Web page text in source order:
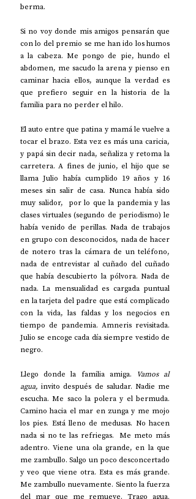
berma.
Si no voy donde mis amigos pensarán que
con lo del premio se me han ido los humos
a la cabeza. Me pongo de pie, hundo el
abdomen, me sacudo la arena y pienso en
caminar hacia ellos, aunque la verdad es
que prefiero seguir en la historia de la
familia para no perder el hilo.
El auto entre que patina y mamá le vuelve a
tocar el brazo. Esta vez es más una caricia,
y papá sin decir nada, señaliza y retoma la
carretera. A fines de junio, el hijo que se
llama Julio había cumplido 19 años y 16
meses sin salir de casa. Nunca había sido
muy salidor,  por lo que la pandemia y las
clases virtuales (segundo de periodismo) le
había venido de perillas. Nada de trabajos
en grupo con desconocidos, nada de hacer
de notero tras la cámara de un teléfono,
nada de entrevistar al cuñado del cuñado
que había descubierto la pólvora. Nada de
nada. La mensualidad es cargada puntual
en la tarjeta del padre que está complicado
con la vida, las faldas y los negocios en
tiempo de pandemia. Amneris revisitada.
Julio se encoge cada día siempre vestido de
negro.
Llego donde la familia amiga.
Vamos al
agua, invito después de saludar. Nadie me
escucha. Me saco la polera y el bermuda.
Camino hacia el mar en zunga y me mojo
los pies. Está lleno de medusas. No hacen
nada si no te las refriegas.  Me meto más
adentro. Viene una ola grande, en la que
me zambullo. Salgo un poco desconcertado
y veo que viene otra. Esta es más grande.
Me zambullo nuevamente. Siento la fuerza
del mar que me remueve. Trago agua.